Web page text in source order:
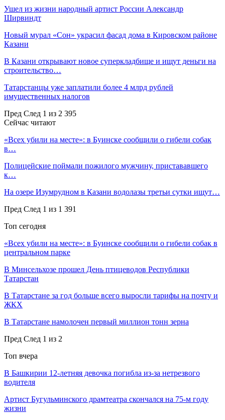
Ушел из жизни народный артист России Александр
Ширвиндт
Новый мурал «Сон» украсил фасад дома в Кировском районе
Казани
В Казани открывают новое суперкладбище и ищут деньги на
строительство…
Татарстанцы уже заплатили более 4 млрд рублей
имущественных налогов
Пред След 1 из 2 395
Сейчас читают
«Всех убили на месте»: в Буинске сообщили о гибели собак
в…
Полицейские поймали пожилого мужчину, пристававшего
к…
На озере Изумрудном в Казани водолазы третьи сутки ищут…
Пред След 1 из 1 391
Топ сегодня
«Всех убили на месте»: в Буинске сообщили о гибели собак в
центральном парке
В Минсельхозе прошел День птицеводов Республики
Татарстан
В Татарстане за год больше всего выросли тарифы на почту и
ЖКХ
В Татарстане намолочен первый миллион тонн зерна
Пред След 1 из 2
Топ вчера
В Башкирии 12-летняя девочка погибла из-за нетрезвого
водителя
Артист Бугульминского драмтеатра скончался на 75-м году
жизни